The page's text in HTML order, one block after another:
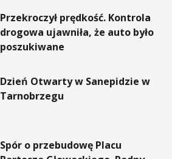
Przekroczył prędkość. Kontrola
drogowa ujawniła, że auto było
poszukiwane
Dzień Otwarty w Sanepidzie w
Tarnobrzegu
Spór o przebudowę Placu